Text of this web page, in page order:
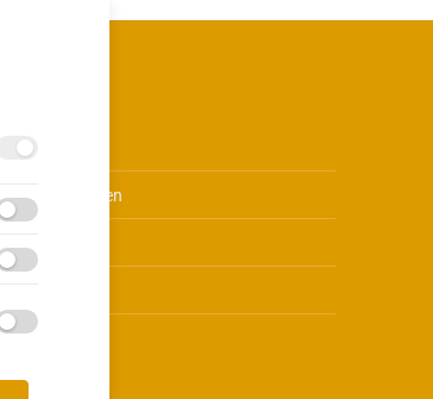
Leistungen